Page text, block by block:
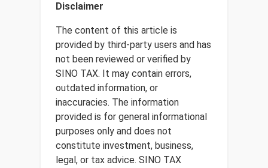
Disclaimer
The content of this article is
provided by third-party users and has
not been reviewed or verified by
SINO TAX. It may contain errors,
outdated information, or
inaccuracies. The information
provided is for general informational
purposes only and does not
constitute investment, business,
legal, or tax advice. SINO TAX